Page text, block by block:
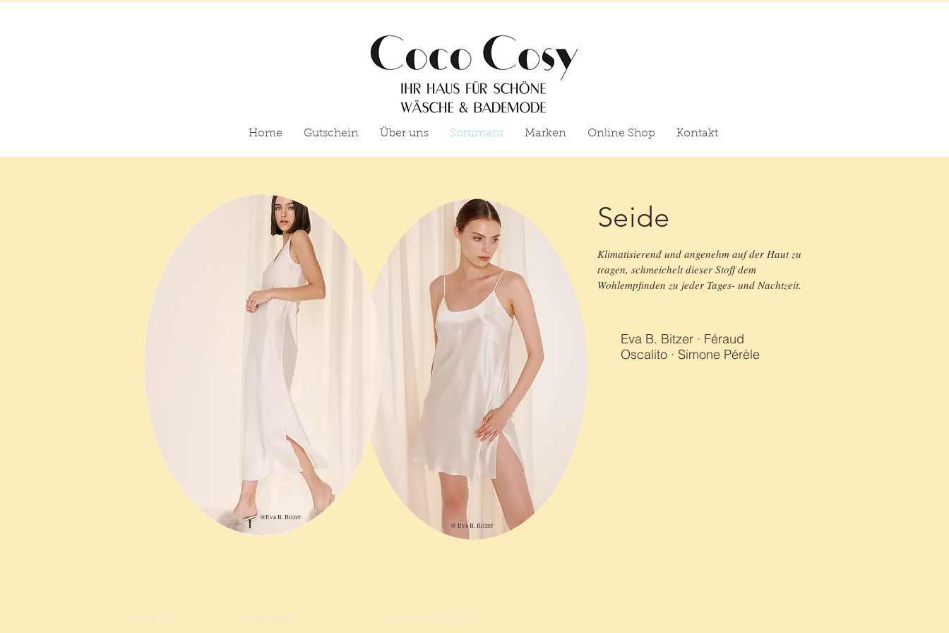
Home Gutschein Über uns Sortiment Marken Online Shop Kontakt
@Eva B. Bitzer
@ Eva B. Bitzer
Seide
Klimatisierend und angenehm auf der Haut zu
tragen, schmeichelt dieser Stoff dem
Wohlempfinden zu jeder Tages- und Nachtzeit.
Eva B. Bitzer · Féraud
Oscalito · Simone Pérèle
ADRESSE KONTAKT
ÖFFNUNGSZEITE